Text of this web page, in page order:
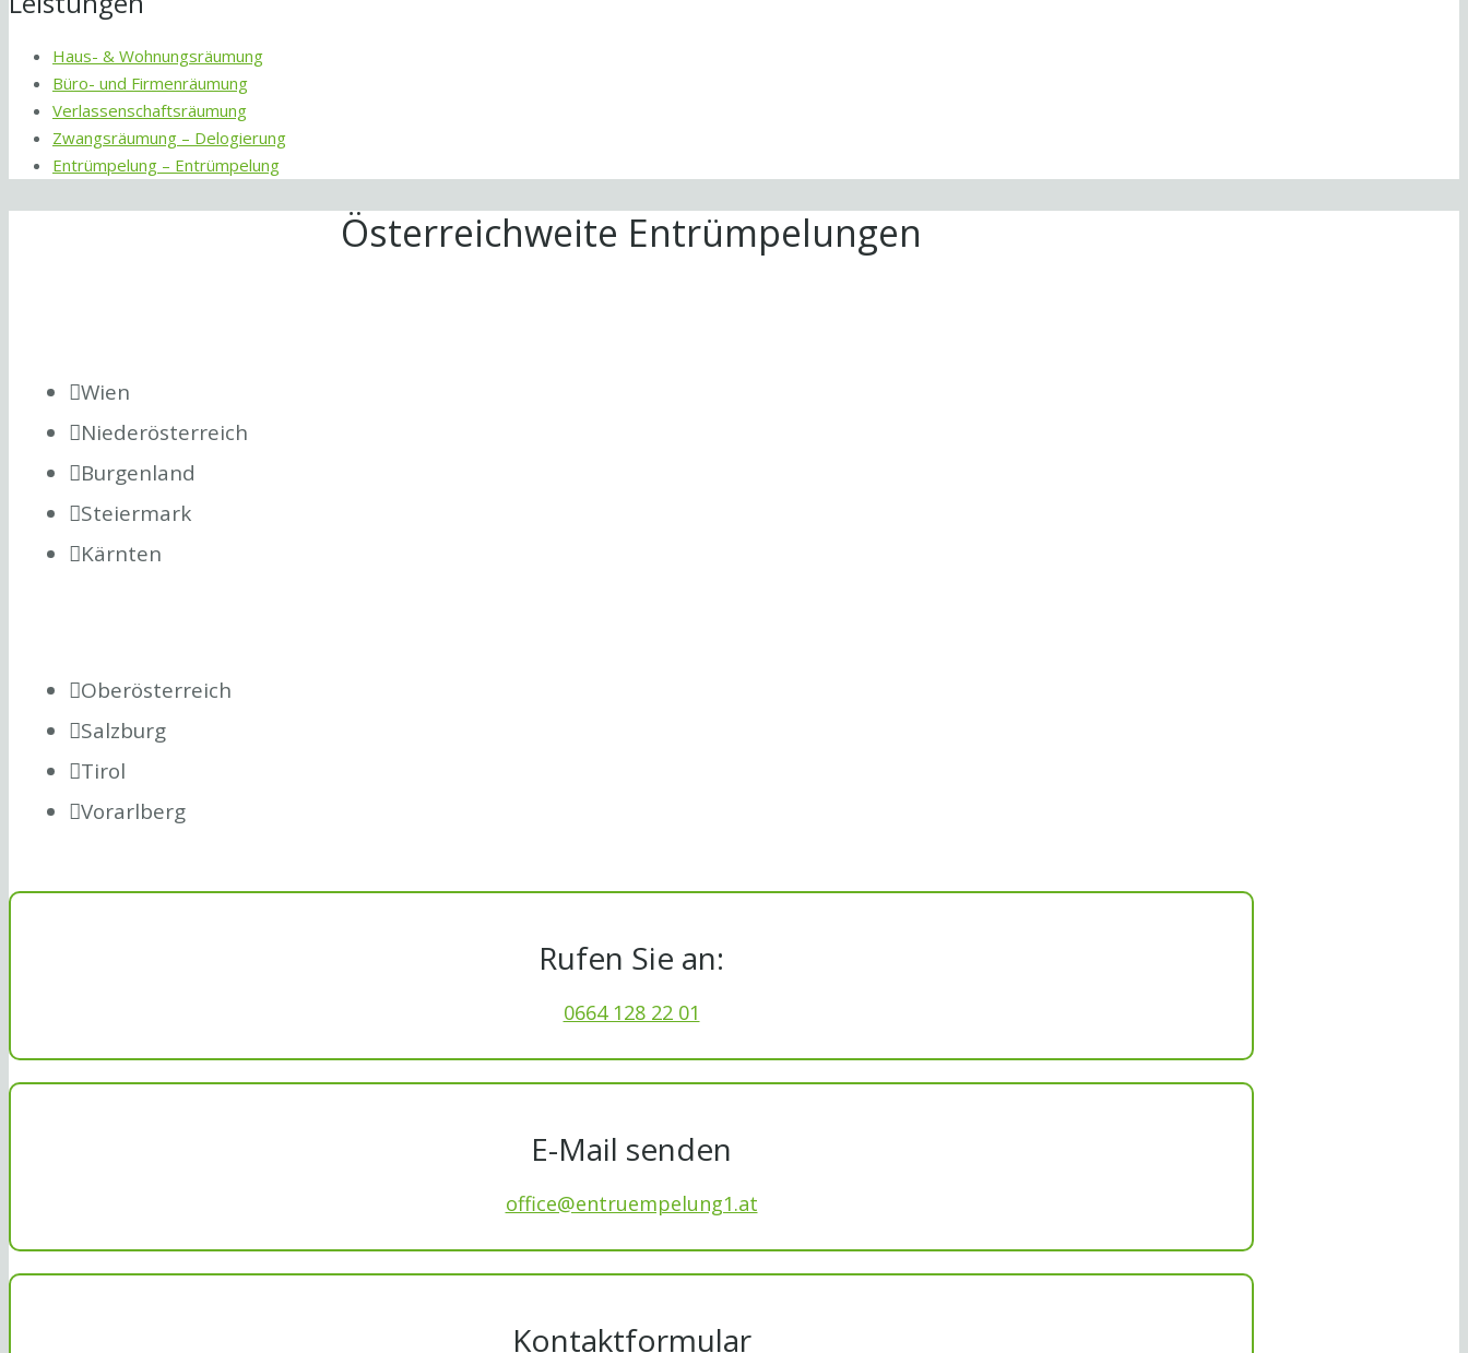
Haus- & Wohnungsräumung
Büro- und Firmenräumung
Verlassenschaftsräumung
Zwangsräumung – Delogierung
Entrümpelung – Entrümpelung
Österreichweite Entrümpelungen
Wien
Niederösterreich
Burgenland
Steiermark
Kärnten
Oberösterreich
Salzburg
Tirol
Vorarlberg
Rufen Sie an:
0664 128 22 01
E-Mail senden
office@entruempelung1.at
Kontaktformular